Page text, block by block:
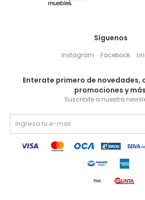
Síguenos
Instagram Facebook
Enterate primero de novedades,
promociones y
Suscribite a nuestra